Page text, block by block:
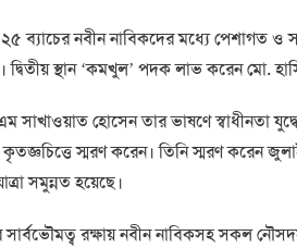
ব্যাচের নবীন নাবিকদের মধ্যে পেশাগত
দ্বিতীয় স্থান ‘কমখুল’ পদক লাভ করেন মো.
সাখাওয়াত হোসেন তার ভাষণে স্বাধীনতা
স্মরণ করেন। তিনি স্মরণ করেন
সমুন্নত হয়েছে।
রক্ষায় নবীন নাবিকসহ সকল